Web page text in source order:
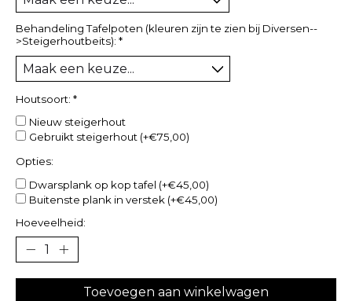
Behandeling Tafelpoten (kleuren zijn te zien bij Diversen--
>Steigerhoutbeits): *
Houtsoort: *
Nieuw steigerhout
Gebruikt steigerhout (+€75,00)
Opties:
Dwarsplank op kop tafel (+€45,00)
Buitenste plank in verstek (+€45,00)
Hoeveelheid:
Toevoegen aan winkelwagen